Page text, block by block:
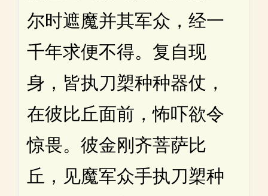
尔时遮魔并其军众，经一
千年求便不得。复自现
身，皆执刀槊种种器仗，
在彼比丘面前，怖吓欲令
惊畏。彼金刚齐菩萨比
丘，见魔军众手执刀槊种